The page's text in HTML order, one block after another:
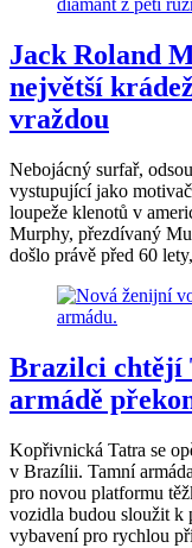
Jack Roland
největší
vraždou
Nebojácný surfař,
vystupující jako
loupeže klenotů v
Murphy, přezdívaný
došlo právě před 60
Brazilci chtějí
armádě
Kopřivnická Tatra se
v Brazílii. Tamní
pro novou platformu
vozidla budou sloužit k
vybavení pro rychlou